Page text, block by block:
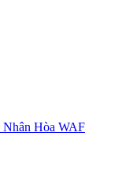
Nhân Hòa WAF